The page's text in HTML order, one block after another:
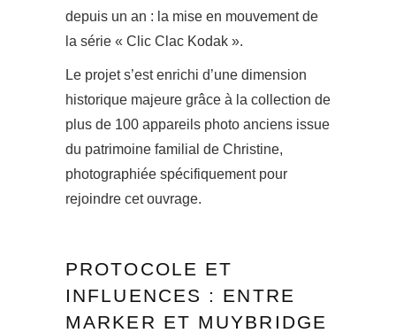
depuis un an : la mise en mouvement de
la série « Clic Clac Kodak ».
Le projet s’est enrichi d’une dimension
historique majeure grâce à la collection de
plus de 100 appareils photo anciens issue
du patrimoine familial de Christine,
photographiée spécifiquement pour
rejoindre cet ouvrage.
PROTOCOLE ET
INFLUENCES : ENTRE
MARKER ET MUYBRIDGE